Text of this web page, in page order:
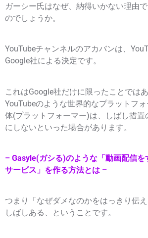
ガーシー氏はなぜ、納得いかない理由
のでしょうか。
YouTubeチャンネルのアカバンは、
Google社による決定です。
これはGoogle社だけに限ったことではあ
YouTubeのような世界的なプラットフ
体(プラットフォーマー)は、しばし措置
にしないといった場合があります。
– Gasyle(ガシる)のような「動画配信
サービス」を作る方法とは –
つまり「なぜダメなのかをはっきり伝
しばしある、ということです。